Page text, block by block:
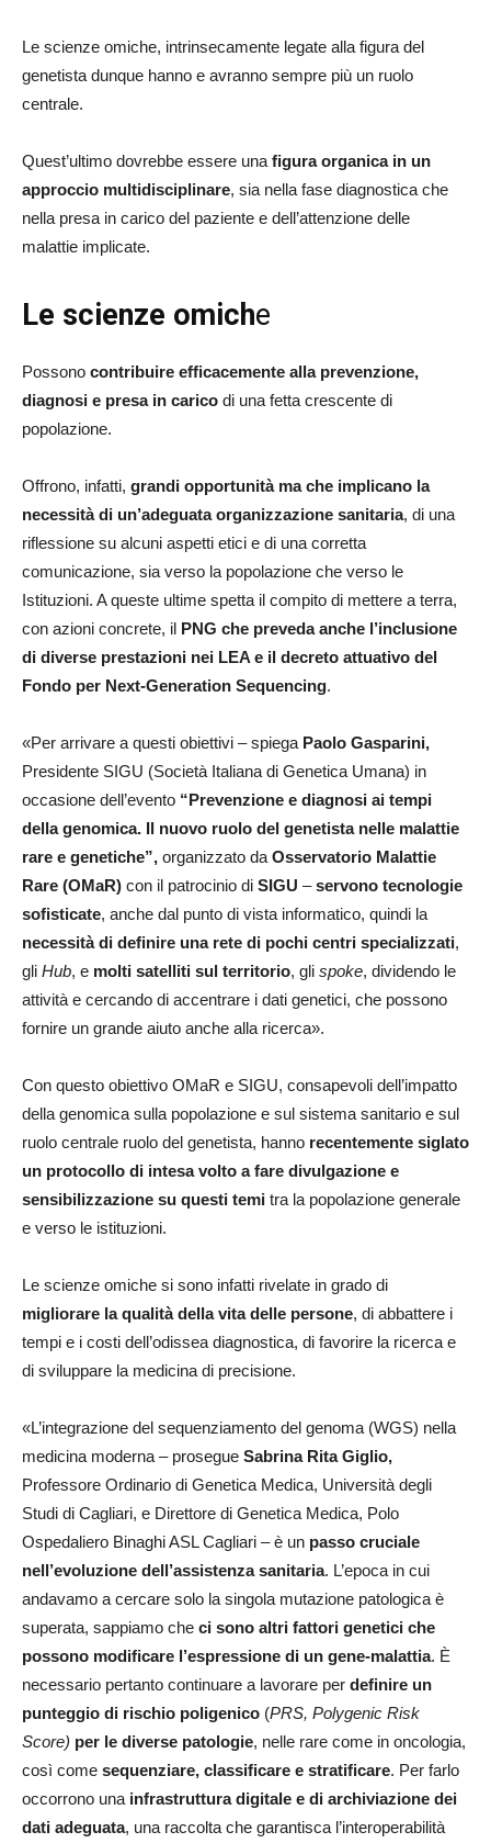
Le scienze omiche, intrinsecamente legate alla figura del
genetista dunque hanno e avranno sempre più un ruolo
centrale.
Quest’ultimo dovrebbe essere una figura organica in un
approccio multidisciplinare, sia nella fase diagnostica che
nella presa in carico del paziente e dell’attenzione delle
malattie implicate.
Le scienze omiche
Possono contribuire efficacemente alla prevenzione,
diagnosi e presa in carico di una fetta crescente di
popolazione.
Offrono, infatti, grandi opportunità ma che implicano la
necessità di un’adeguata organizzazione sanitaria, di una
riflessione su alcuni aspetti etici e di una corretta
comunicazione, sia verso la popolazione che verso le
Istituzioni. A queste ultime spetta il compito di mettere a terra,
con azioni concrete, il PNG che preveda anche l’inclusione
di diverse prestazioni nei LEA e il decreto attuativo del
Fondo per Next-Generation Sequencing.
«Per arrivare a questi obiettivi – spiega Paolo Gasparini,
Presidente SIGU (Società Italiana di Genetica Umana) in
occasione dell’evento “Prevenzione e diagnosi ai tempi
della genomica. Il nuovo ruolo del genetista nelle malattie
rare e genetiche”, organizzato da Osservatorio Malattie
Rare (OMaR) con il patrocinio di SIGU –servono tecnologie
sofisticate, anche dal punto di vista informatico, quindi la
necessità di definire una rete di pochi centri specializzati,
gli Hub, e molti satelliti sul territorio, gli spoke, dividendo le
attività e cercando di accentrare i dati genetici, che possono
fornire un grande aiuto anche alla ricerca».
Con questo obiettivo OMaR e SIGU, consapevoli dell’impatto
della genomica sulla popolazione e sul sistema sanitario e sul
ruolo centrale ruolo del genetista, hanno recentemente siglato
un protocollo di intesa volto a fare divulgazione e
sensibilizzazione su questi temi tra la popolazione generale
e verso le istituzioni.
Le scienze omiche si sono infatti rivelate in grado di
migliorare la qualità della vita delle persone, di abbattere i
tempi e i costi dell’odissea diagnostica, di favorire la ricerca e
di sviluppare la medicina di precisione.
«L’integrazione del sequenziamento del genoma (WGS) nella
medicina moderna – prosegue Sabrina Rita Giglio,
Professore Ordinario di Genetica Medica, Università degli
Studi di Cagliari, e Direttore di Genetica Medica, Polo
Ospedaliero Binaghi ASL Cagliari – è un passo cruciale
nell’evoluzione dell’assistenza sanitaria. L’epoca in cui
andavamo a cercare solo la singola mutazione patologica è
superata, sappiamo che ci sono altri fattori genetici che
possono modificare l’espressione di un gene-malattia. È
necessario pertanto continuare a lavorare per definire un
punteggio di rischio poligenico (PRS, Polygenic Risk
Score) per le diverse patologie, nelle rare come in oncologia,
così come sequenziare, classificare e stratificare. Per farlo
occorrono una infrastruttura digitale e di archiviazione dei
dati adeguata, una raccolta che garantisca l’interoperabilità